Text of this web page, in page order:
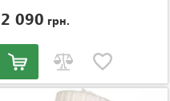
2 090 грн.